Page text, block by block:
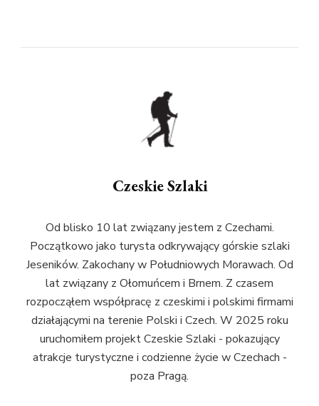
Czeskie Szlaki
Od blisko 10 lat związany jestem z Czechami.
Początkowo jako turysta odkrywający górskie szlaki
Jeseników. Zakochany w Południowych Morawach. Od
lat związany z Ołomuńcem i Brnem. Z czasem
rozpocząłem współpracę z czeskimi i polskimi firmami
działającymi na terenie Polski i Czech. W 2025 roku
uruchomiłem projekt Czeskie Szlaki - pokazujący
atrakcje turystyczne i codzienne życie w Czechach -
poza Pragą.